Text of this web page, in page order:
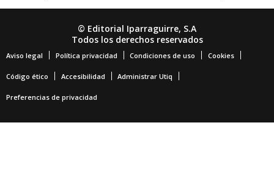
© Editorial Iparraguirre, S.A
Todos los derechos reservados
Aviso legal Política privacidad Condiciones de uso Cookies
Código ético Accesibilidad Administrar Utiq
Preferencias de privacidad